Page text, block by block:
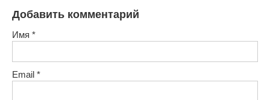
Добавить комментарий
Имя *
Email *